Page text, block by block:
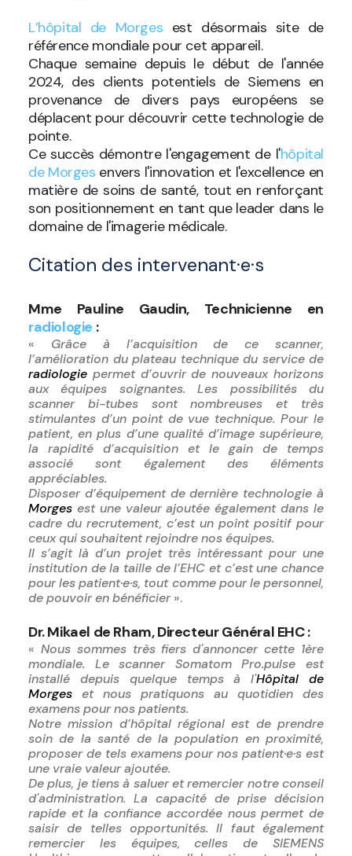
L’hôpital de Morges est désormais site de
référence mondiale pour cet appareil.
Chaque semaine depuis le début de l'année
2024, des clients potentiels de Siemens en
provenance de divers pays européens se
déplacent pour découvrir cette technologie de
pointe.
Ce succès démontre l'engagement de l'hôpital
de Morges envers l'innovation et l'excellence en
matière de soins de santé, tout en renforçant
son positionnement en tant que leader dans le
domaine de l'imagerie médicale.
Citation des intervenant·e·s
Mme Pauline Gaudin, Technicienne en
radiologie :
« Grâce à l’acquisition de ce scanner,
l’amélioration du plateau technique du service de
radiologie permet d’ouvrir de nouveaux horizons
aux équipes soignantes. Les possibilités du
scanner bi-tubes sont nombreuses et très
stimulantes d’un point de vue technique. Pour le
patient, en plus d’une qualité d’image supérieure,
la rapidité d’acquisition et le gain de temps
associé sont également des éléments
appréciables.
Disposer d’équipement de dernière technologie à
Morges est une valeur ajoutée également dans le
cadre du recrutement, c’est un point positif pour
ceux qui souhaitent rejoindre nos équipes.
Il s’agit là d’un projet très intéressant pour une
institution de la taille de l’EHC et c’est une chance
pour les patient·e·s, tout comme pour le personnel,
de pouvoir en bénéficier».
Dr. Mikael de Rham, Directeur Général EHC :
« Nous sommes très fiers d'annoncer cette 1ère
mondiale. Le scanner Somatom Pro.pulse est
installé depuis quelque temps à l'Hôpital de
Morges et nous pratiquons au quotidien des
examens pour nos patients.
Notre mission d’hôpital régional est de prendre
soin de la santé de la population en proximité,
proposer de tels examens pour nos patient·e·s est
une vraie valeur ajoutée.
De plus, je tiens à saluer et remercier notre conseil
d'administration. La capacité de prise décision
rapide et la confiance accordée nous permet de
saisir de telles opportunités. Il faut également
remercier les équipes, celles de SIEMENS